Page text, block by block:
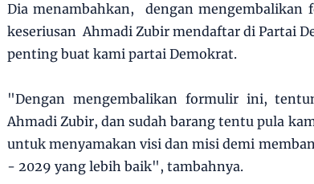
Dia menambahkan, dengan mengembalikan
keseriusan Ahmadi Zubir mendaftar di Partai
penting buat kami partai Demokrat.
"Dengan mengembalikan formulir ini,
Ahmadi Zubir, dan sudah barang tentu pula
untuk menyamakan visi dan misi demi
- 2029 yang lebih baik", tambahnya.